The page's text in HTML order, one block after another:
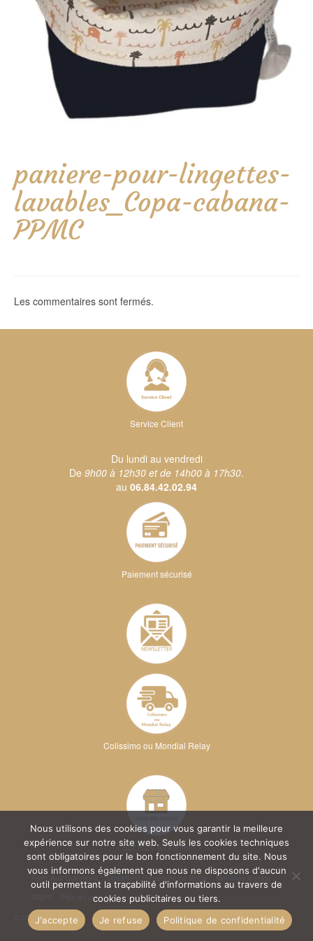
paniere-pour-lingettes-
lavables_Copa-cabana-
PPMC
Les commentaires sont fermés.
Service Client
Du lundi au vendredi
De 9h00 à 12h30 et de 14h00 à 17h30.
au 06.84.42.02.94
Paiement sécurisé
Colissimo ou Mondial Relay
Sur RDV à l'atelier
Conditions Générales de Vente
Mentions légales
Plan du site
© 2026 Kréa Broderie
Nous utilisons des cookies pour vous garantir la meilleure
expérience sur notre site web. Seuls les cookies techniques
sont obligatoires pour le bon fonctionnement du site. Nous
vous informons également que nous ne disposons d'aucun
outil permettant la traçabilité d'informations au travers de
cookies publicitaires ou tiers.
J'accepte
Je refuse Politique de confidentialité